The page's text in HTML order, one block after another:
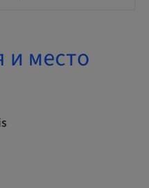
и место